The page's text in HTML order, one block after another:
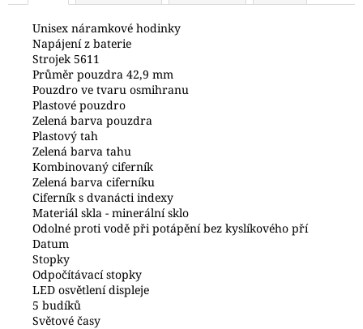
Unisex náramkové hodinky
Napájení z baterie
Strojek 5611
Průměr pouzdra 42,9 mm
Pouzdro ve tvaru osmihranu
Plastové pouzdro
Zelená barva pouzdra
Plastový tah
Zelená barva tahu
Kombinovaný ciferník
Zelená barva ciferníku
Ciferník s dvanácti indexy
Materiál skla - minerální sklo
Odolné proti vodě při potápění bez kyslíkového pří
Datum
Stopky
Odpočítávací stopky
LED osvětlení displeje
5 budíků
Světové časy
j
HODINKY
ORIENT
RABA006B30B24
990
Kč